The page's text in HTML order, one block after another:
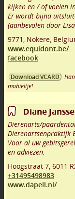
kijken en / of voelen
Er wordt bijna
(aanbevolen door
9771 Nokere
www.equidont.be/
facebook
Download VCARD
mobieltje!
Diane
Dierenarts/
Dierenartsenpraktijk
Voor al uw
en adviezen.
Hoogstraat 7 6011
+31495498983
www.dapell.nl/